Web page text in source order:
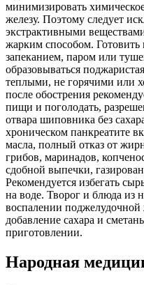
минимизировать
железу. Поэтому следует
экстрактивными
жарким способом.
запеканием, паром или
образовываться
теплыми, не горячими или
после обострения
пищи и поголодать,
отвара шиповника без
хроническом панкреатите
масла, полный отказ от
грибов, маринадов,
сдобной выпечки,
Рекомендуется избегать
на воде. Творог и блюда из
воспалении поджелудочной
добавление сахара и
приготовлении.
Народная